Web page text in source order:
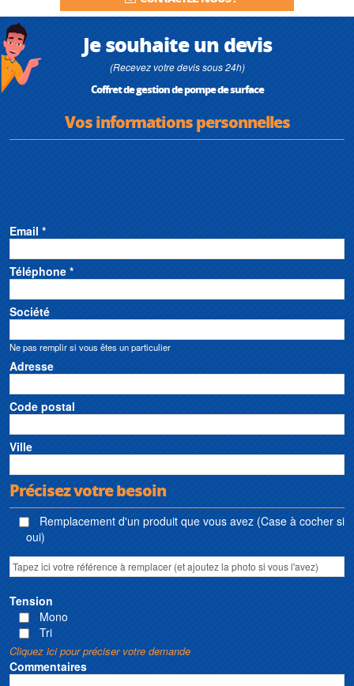
Je souhaite un devis
(Recevez votre devis sous 24h)
Coffret de gestion de pompe de surface
Vos informations personnelles
Email *
Téléphone *
Société
Ne pas remplir si vous êtes un particulier
Adresse
Code postal
Ville
Précisez votre besoin
Remplacement d'un produit que vous avez (Case à cocher si
oui)
Tension
Mono
Tri
Cliquez ici pour préciser votre demande
Commentaires